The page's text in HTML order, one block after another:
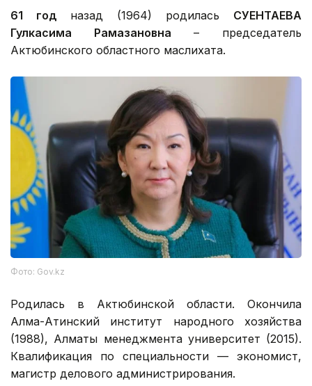
61 год назад (1964) родилась СУЕНТАЕВА
Гулкасима Рамазановна – председатель
Актюбинского областного маслихата.
Фото: Gov.kz
Родилась в Актюбинской области. Окончила
Алма-Атинский институт народного хозяйства
(1988), Алматы менеджмента университет (2015).
Квалификация по специальности — экономист,
магистр делового администрирования.